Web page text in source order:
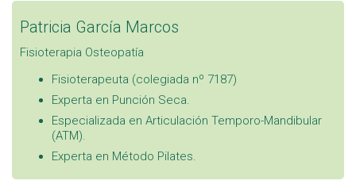
Patricia García Marcos
Fisioterapia Osteopatía
Fisioterapeuta (colegiada nº 7187)
Experta en Punción Seca.
Especializada en Articulación Temporo-Mandibular
(ATM).
Experta en Método Pilates.